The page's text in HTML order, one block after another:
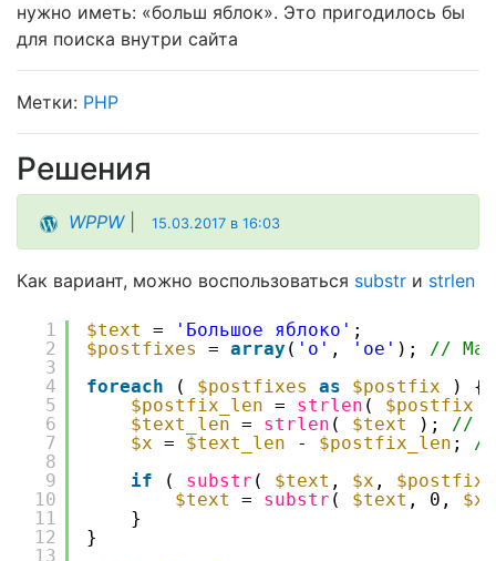
нужно иметь: «больш яблок». Это пригодилось бы
для поиска внутри сайта
PHP
Решения
WPPW 15.03.2017 в 16:03
Как вариант, можно воспользоваться substr и strlen
1
2
3
4
5
6
7
8
9
10
11
12
13
$text = 'Большое яблоко' ;
$postfixes
= array ( 'о' , 'ое' ); //
foreach
( $postfixes as $postfix
) {
$postfix_len = strlen ( $postfix
$text_len = strlen ( $text ); //
$x = $text_len - $postfix_len ; //
if
( substr ( $text , $x ,
$text
= substr ( $text , 0, $x
}
}